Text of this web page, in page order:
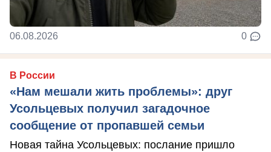
06.08.2026 0
В России
«Нам мешали жить проблемы»: друг
Усольцевых получил загадочное
сообщение от пропавшей семьи
Новая тайна Усольцевых: послание пришло